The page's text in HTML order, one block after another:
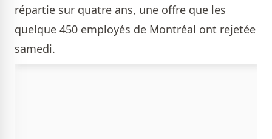
répartie sur quatre ans, une offre que les
quelque 450 employés de Montréal ont rejetée
samedi.